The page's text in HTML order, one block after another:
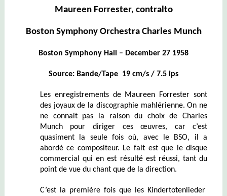
Maureen Forrester, contralto
Boston Symphony Orchestra Charles Munch
Boston Symphony Hall – December 27 1958
Source: Bande/Tape 19 cm/s / 7.5 ips
Les enregistrements de Maureen Forrester sont
des joyaux de la discographie mahlérienne. On ne
ne connait pas la raison du choix de Charles
Munch pour diriger ces œuvres, car c’est
quasiment la seule fois où, avec le BSO, il a
abordé ce compositeur. Le fait est que le disque
commercial qui en est résulté est réussi, tant du
point de vue du chant que de la direction.
C’est la première fois que les Kindertotenlieder